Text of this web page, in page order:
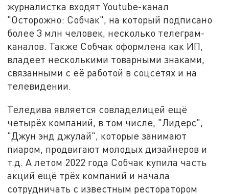
журналистка входят Youtube-канал
"Осторожно: Собчак", на который подписано
более 3 млн человек, несколько телеграм-
каналов. Также Собчак оформлена как ИП,
владеет несколькими товарными знаками,
связанными с её работой в соцсетях и на
телевидении.
Теледива является совладелицей ещё
четырёх компаний, в том числе, "Лидерс",
"Джун энд джулай", которые занимают
пиаром, продвигают молодых дизайнеров и
т.д. А летом 2022 года Собчак купила часть
акций ещё трёх компаний и начала
сотрудничать с известным ресторатором